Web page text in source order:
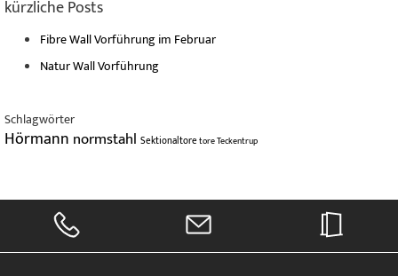
kürzliche Posts
Fibre Wall Vorführung im Februar
Natur Wall Vorführung
Schlagwörter
Hörmann normstahl SektionaltoretoreTeckentrup